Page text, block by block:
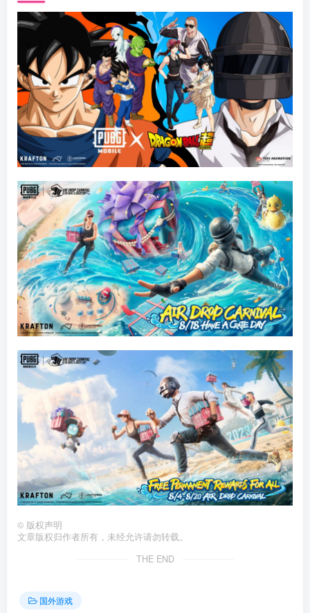
© 版权声明
文章版权归作者所有，未经允许请勿转载。
THE END
国外游戏